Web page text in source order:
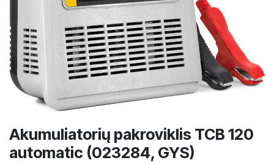
Akumuliatorių pakroviklis TCB 120
automatic (023284, GYS)